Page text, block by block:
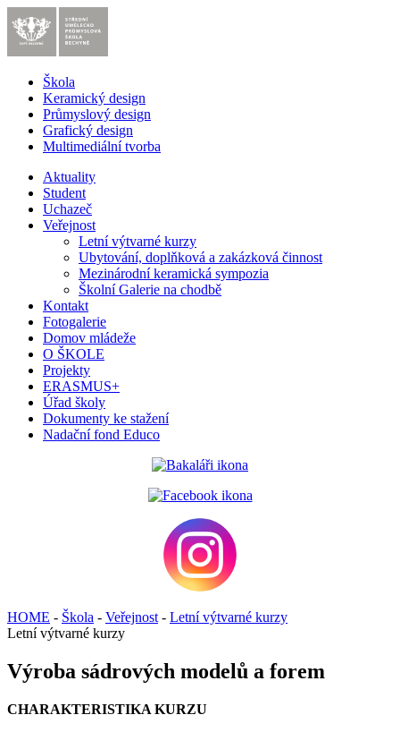
Škola
Keramický design
Průmyslový design
Grafický design
Multimediální tvorba
Aktuality
Student
Uchazeč
Veřejnost
Letní výtvarné kurzy
Ubytování, doplňková a zakázková činnost
Mezinárodní keramická sympozia
Školní Galerie na chodbě
Kontakt
Fotogalerie
Domov mládeže
O ŠKOLE
Projekty
ERASMUS+
Úřad školy
Dokumenty ke stažení
Nadační fond Educo
HOME - Škola - Veřejnost - Letní výtvarné kurzy
Letní výtvarné kurzy
Výroba sádrových modelů a forem
CHARAKTERISTIKA KURZU